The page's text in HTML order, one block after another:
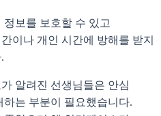
보를 보호할 수 있고
이나 개인 시간에 방해를 받지
알려진 선생님들은 안심
는 부분이 필요했습니다.